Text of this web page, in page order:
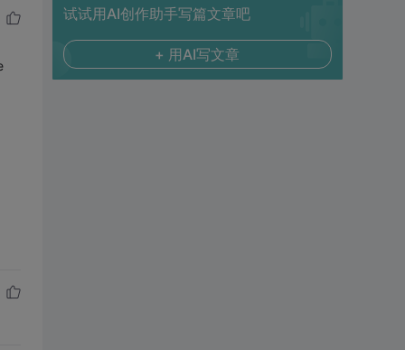
试试用AI创作助手写篇文章吧
+ 用AI写文章